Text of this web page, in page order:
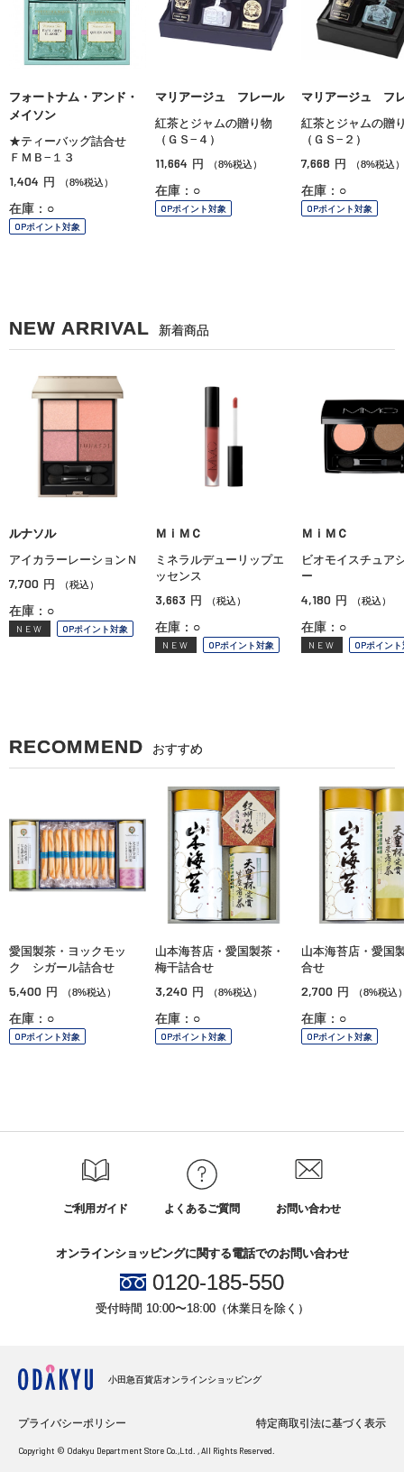
フォートナム・アンド・
メイソン
★ティーバッグ詰合せ
ＦＭＢ−１３
1,404 円 （8%税込）
在庫：○
OPポイント対象
マリアージュ フレール
紅茶とジャムの贈り物
（ＧＳ−４）
11,664 円 （8%税込）
在庫：○
OPポイント対象
マリアージュ フ
紅茶とジャムの贈
（ＧＳ−２）
7,668 円 （8%税込）
在庫：○
OPポイント対象
NEW ARRIVAL 新着商品
ルナソル
アイカラーレーションＮ
7,700 円 （税込）
在庫：○
NEW OPポイント対象
ＭｉＭＣ
ミネラルデューリップエ
ッセンス
3,663 円 （税込）
在庫：○
NEW OPポイント対象
ＭｉＭＣ
ビオモイスチュア
ー
4,180 円 （税込）
在庫：○
NEW OPポイン
RECOMMEND おすすめ
愛国製茶・ヨックモッ
ク シガール詰合せ
5,400 円 （8%税込）
在庫：○
OPポイント対象
山本海苔店・愛国製茶・
梅干詰合せ
3,240 円 （8%税込）
在庫：○
OPポイント対象
山本海苔店・愛国
合せ
2,700 円 （8%税込
在庫：○
OPポイント対象
ご利用ガイド よくあるご質問 お問い合わせ
オンラインショッピングに関する電話でのお問い合わせ
0120-185-550
受付時間 10:00〜18:00（休業日を除く）
小田急百貨店オンラインショッピング
プライバシーポリシー 特定商取引法に基づく表示
Copyright © Odakyu Department Store Co.,Ltd. , All Rights Reserved.